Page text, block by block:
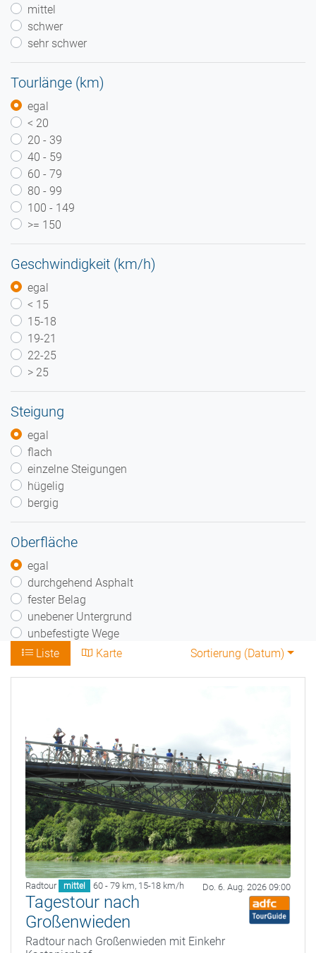
mittel
schwer
sehr schwer
Tourlänge (km)
egal
< 20
20 - 39
40 - 59
60 - 79
80 - 99
100 - 149
>= 150
Geschwindigkeit (km/h)
egal
< 15
15-18
19-21
22-25
> 25
Steigung
egal
flach
einzelne Steigungen
hügelig
bergig
Oberfläche
egal
durchgehend Asphalt
fester Belag
unebener Untergrund
unbefestigte Wege
Liste
Karte Sortierung (Datum)
Radtour mittel 60 - 79 km, 15-18 km/h Do. 6. Aug. 2026 09:00
Tagestour nach
Großenwieden
Radtour nach Großenwieden mit Einkehr